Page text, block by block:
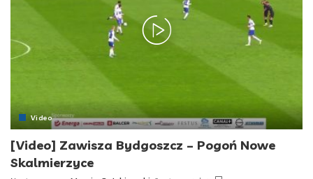
Video
[Video] Zawisza Bydgoszcz – Pogoń Nowe
Skalmierzyce